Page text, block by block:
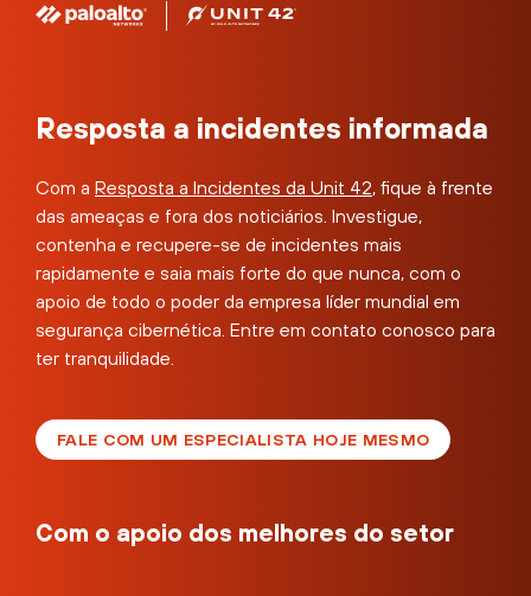
Resposta a incidentes informada
Com a Resposta a Incidentes da Unit 42, fique à frente
das ameaças e fora dos noticiários. Investigue,
contenha e recupere-se de incidentes mais
rapidamente e saia mais forte do que nunca, com o
apoio de todo o poder da empresa líder mundial em
segurança cibernética. Entre em contato conosco para
ter tranquilidade.
FALE COM UM ESPECIALISTA HOJE MESMO
Com o apoio dos melhores do setor